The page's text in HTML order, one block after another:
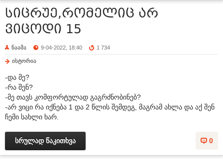
სიცრუე,რომელიც არ
ვიცოდი 15
ნაამა 9-04-2022, 18:40 1 734
ისტორია
-და მე?
-რა შენ?
-მე თავს კომფორტულად გაგრძნობინებ?
-არ ვიცი რა იქნება 1 და 2 წლის შემდეგ, მაგრამ ახლა და აქ შენ
ჩემი სახლი ხარ.
0
სრულად წაკითხვა